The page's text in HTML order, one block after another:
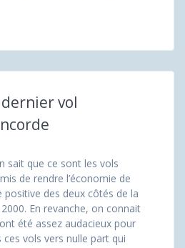
vol
sait que ce sont les vols
de rendre l’économie de
positive des deux côtés de la
En revanche, on connait
été assez audacieux pour
vols vers nulle part qui